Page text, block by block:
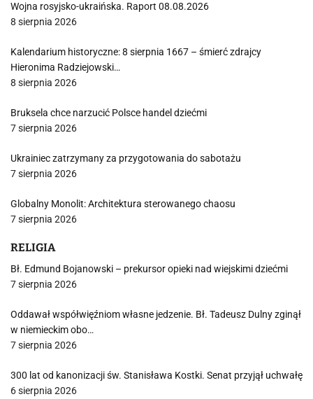
Wojna rosyjsko-ukraińska. Raport 08.08.2026
8 sierpnia 2026
Kalendarium historyczne: 8 sierpnia 1667 – śmierć zdrajcy
Hieronima Radziejowski…
8 sierpnia 2026
Bruksela chce narzucić Polsce handel dziećmi
7 sierpnia 2026
Ukrainiec zatrzymany za przygotowania do sabotażu
7 sierpnia 2026
Globalny Monolit: Architektura sterowanego chaosu
7 sierpnia 2026
RELIGIA
Bł. Edmund Bojanowski – prekursor opieki nad wiejskimi dziećmi
7 sierpnia 2026
Oddawał współwięźniom własne jedzenie. Bł. Tadeusz Dulny zginął
w niemieckim obo…
7 sierpnia 2026
300 lat od kanonizacji św. Stanisława Kostki. Senat przyjął uchwałę
6 sierpnia 2026